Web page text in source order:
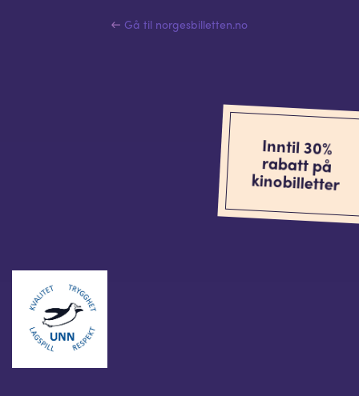
Gå til norgesbilletten.no
Inntil 30%
rabatt på
kinobilletter